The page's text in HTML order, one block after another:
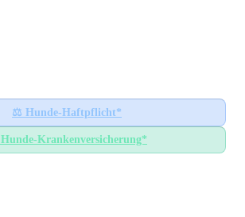
⚖️ Hunde-Haftpflicht*
Hunde-Krankenversicherung*